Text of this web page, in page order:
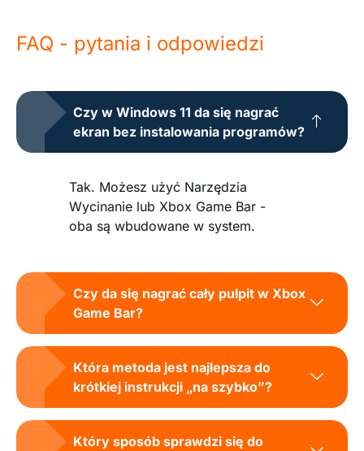
FAQ - pytania i odpowiedzi
Czy w Windows 11 da się nagrać
ekran bez instalowania programów?
Tak. Możesz użyć Narzędzia
Wycinanie lub Xbox Game Bar -
oba są wbudowane w system.
Czy da się nagrać cały pulpit w Xbox
Game Bar?
Która metoda jest najlepsza do
krótkiej instrukcji „na szybko”?
Który sposób sprawdzi się do